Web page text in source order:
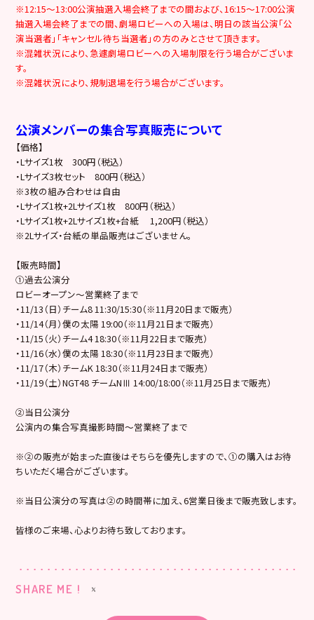
※12:15～13:00公演抽選入場会終了までの間および、16:15～17:00公演
抽選入場会終了までの間、劇場ロビーへの入場は、明日の該当公演「公
演当選者」「キャンセル待ち当選者」の方のみとさせて頂きます。
※混雑状況により、急遽劇場ロビーへの入場制限を行う場合がございま
す。
※混雑状況により、規制退場を行う場合がございます。
公演メンバーの集合写真販売について
【価格】
・Lサイズ1枚 300円（税込）
・Lサイズ3枚セット 800円（税込）
※3枚の組み合わせは自由
・Lサイズ1枚+2Lサイズ1枚 800円（税込）
・Lサイズ1枚+2Lサイズ1枚+台紙 1,200円（税込）
※2Lサイズ・台紙の単品販売はございません。
【販売時間】
①過去公演分
ロビーオープン～営業終了まで
・11/13（日）チーム8 11:30/15:30（※11月20日まで販売）
・11/14（月）僕の太陽 19:00（※11月21日まで販売）
・11/15（火）チーム4 18:30（※11月22日まで販売）
・11/16（水）僕の太陽 18:30（※11月23日まで販売）
・11/17（木）チームK 18:30（※11月24日まで販売）
・11/19（土）NGT48 チームNⅢ 14:00/18:00（※11月25日まで販売）
②当日公演分
公演内の集合写真撮影時間～営業終了まで
※②の販売が始まった直後はそちらを優先しますので、①の購入はお待
ちいただく場合がございます。
※当日公演分の写真は②の時間帯に加え、6営業日後まで販売致します。
皆様のご来場、心よりお待ち致しております。
SHARE ME !